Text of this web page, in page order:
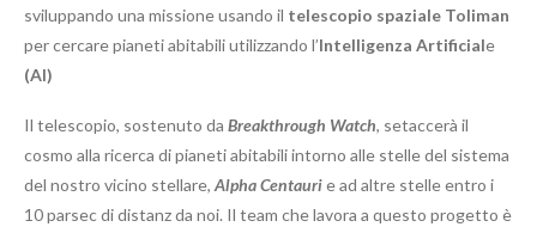
sviluppando una missione usando il telescopio spaziale Toliman
per cercare pianeti abitabili utilizzando l’Intelligenza Artificiale
(AI)
Il telescopio, sostenuto da Breakthrough Watch, setaccerà il
cosmo alla ricerca di pianeti abitabili intorno alle stelle del sistema
del nostro vicino stellare, Alpha Centaurie ad altre stelle entro i
10 parsec di distanz da noi. Il team che lavora a questo progetto è